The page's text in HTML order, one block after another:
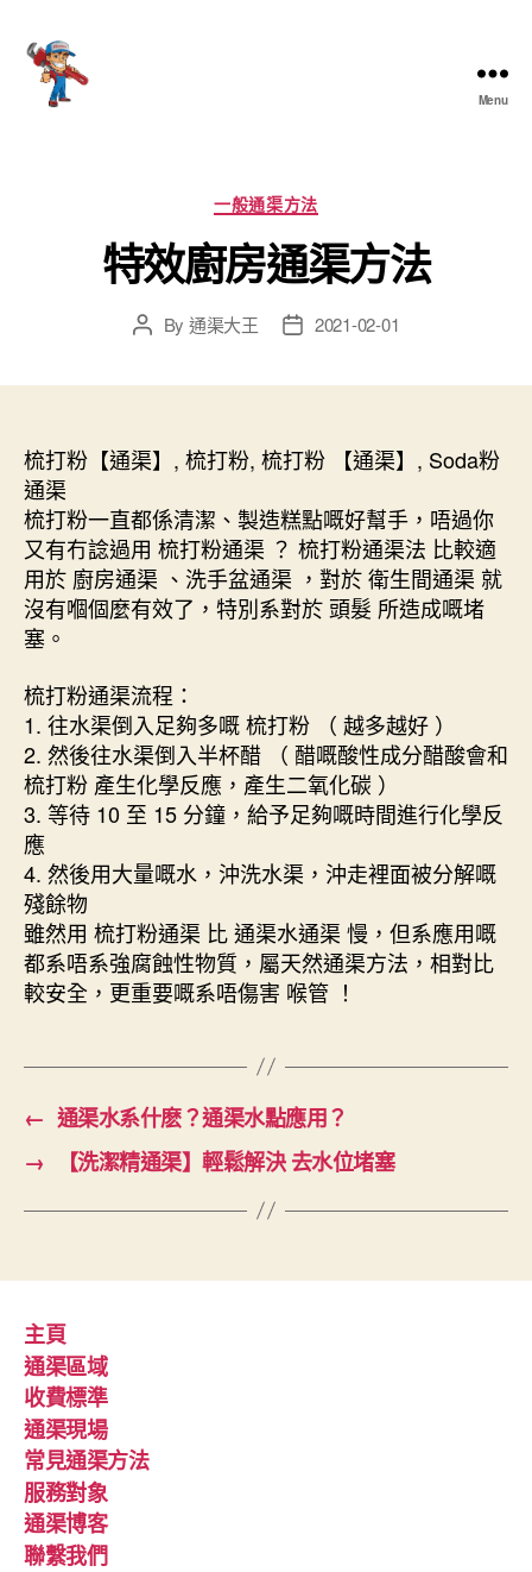
Menu
Categories
一般通渠方法
特效廚房通渠方法
PostBy 通渠大王
Post2021-02-01
梳打粉【通渠】, 梳打粉, 梳打粉 【通渠】, Soda粉
通渠
梳打粉一直都係清潔、製造糕點嘅好幫手，唔過你
又有冇諗過用 梳打粉通渠 ？ 梳打粉通渠法 比較適
用於 廚房通渠 、洗手盆通渠 ，對於 衛生間通渠 就
沒有嗰個麼有效了，特別系對於 頭髮 所造成嘅堵
塞。
梳打粉通渠流程：
1. 往水渠倒入足夠多嘅 梳打粉 （ 越多越好 ）
2. 然後往水渠倒入半杯醋 （ 醋嘅酸性成分醋酸會和
梳打粉 產生化學反應，產生二氧化碳 ）
3. 等待 10 至 15 分鐘，給予足夠嘅時間進行化學反
應
4. 然後用大量嘅水，沖洗水渠，沖走裡面被分解嘅
殘餘物
雖然用 梳打粉通渠 比 通渠水通渠 慢，但系應用嘅
都系唔系強腐蝕性物質，屬天然通渠方法，相對比
較安全，更重要嘅系唔傷害 喉管 ！
← 通渠水系什麽？通渠水點應用？
→
【洗潔精通渠】輕鬆解決 去水位堵塞
主頁
通渠區域
收費標準
通渠現場
常見通渠方法
服務對象
通渠博客
聯繫我們